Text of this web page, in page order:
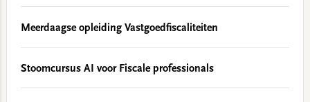
Meerdaagse opleiding Vastgoedfiscaliteiten
Stoomcursus AI voor Fiscale professionals